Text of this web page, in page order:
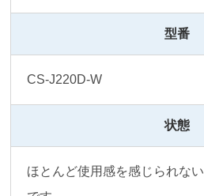
型番
CS-J220D-W
状態
ほとんど使用感を感じられな